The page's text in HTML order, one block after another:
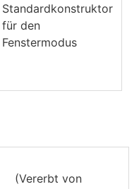
Standardkonstruktor
für den
Fenstermodus
(Vererbt von